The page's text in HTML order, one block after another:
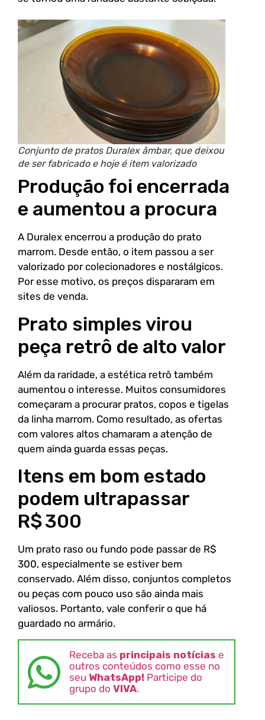
Conjunto de pratos Duralex âmbar, que deixou
de ser fabricado e hoje é item valorizado
Produção foi encerrada
e aumentou a procura
A Duralex encerrou a produção do prato
marrom. Desde então, o item passou a ser
valorizado por colecionadores e nostálgicos.
Por esse motivo, os preços dispararam em
sites de venda.
Prato simples virou
peça retrô de alto valor
Além da raridade, a estética retrô também
aumentou o interesse. Muitos consumidores
começaram a procurar pratos, copos e tigelas
da linha marrom. Como resultado, as ofertas
com valores altos chamaram a atenção de
quem ainda guarda essas peças.
Itens em bom estado
podem ultrapassar
R$ 300
Um prato raso ou fundo pode passar de R$
300, especialmente se estiver bem
conservado. Além disso, conjuntos completos
ou peças com pouco uso são ainda mais
valiosos. Portanto, vale conferir o que há
guardado no armário.
Receba as principais notícias e
outros conteúdos como esse no
seu WhatsApp! Participe do
grupo do VIVA.